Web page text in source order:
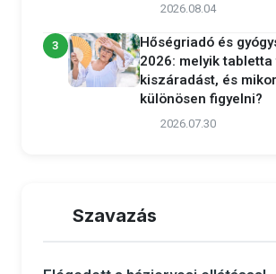
2026.08.04
3
Hőségriadó és
2026: melyik
kiszáradást, és
különösen figyelni?
2026.07.30
Szavazás